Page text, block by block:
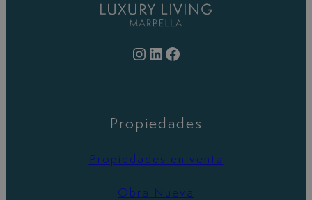
Instagram LinkedIn Facebook
Propiedades
Propiedades en venta
Obra Nueva